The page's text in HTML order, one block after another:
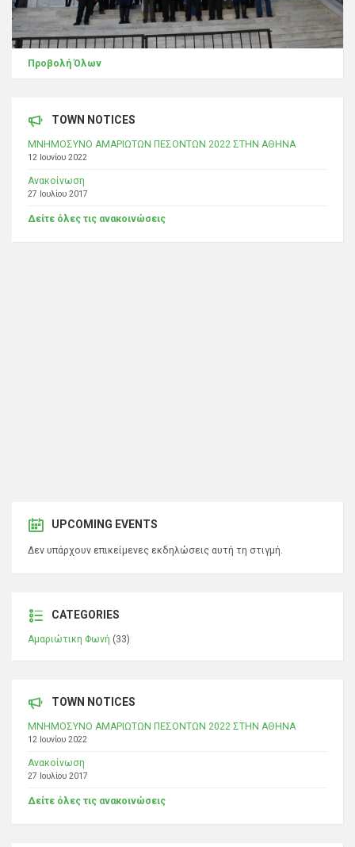
Προβολή Όλων
TOWN NOTICES
ΜΝΗΜΟΣΥΝΟ ΑΜΑΡΙΩΤΩΝ ΠΕΣΟΝΤΩΝ 2022 ΣΤΗΝ ΑΘΗΝΑ
12 Ιουνίου 2022
Ανακοίνωση
27 Ιουλίου 2017
Δείτε όλες τις ανακοινώσεις
UPCOMING EVENTS
Δεν υπάρχουν επικείμενες εκδηλώσεις αυτή τη στιγμή.
CATEGORIES
Αμαριώτικη Φωνή (33)
TOWN NOTICES
ΜΝΗΜΟΣΥΝΟ ΑΜΑΡΙΩΤΩΝ ΠΕΣΟΝΤΩΝ 2022 ΣΤΗΝ ΑΘΗΝΑ
12 Ιουνίου 2022
Ανακοίνωση
27 Ιουλίου 2017
Δείτε όλες τις ανακοινώσεις